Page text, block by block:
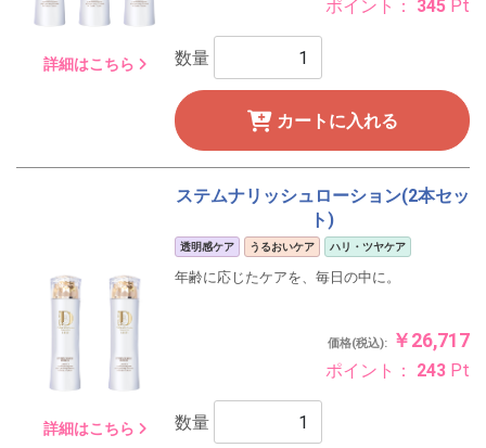
詳細はこちら
ポイント： 345Pt
数量
カートに入れる
詳細はこちら
ステムナリッシュローション(2本セッ
ト)
透明感ケア うるおいケア ハリ・ツヤケア
年齢に応じたケアを、毎日の中に。
価格(税込):￥26,717
ポイント： 243Pt
数量